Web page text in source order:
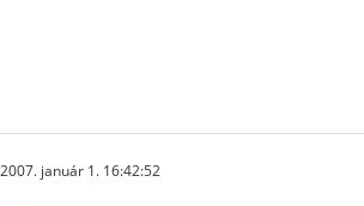
2007. január 1. 16:42:52